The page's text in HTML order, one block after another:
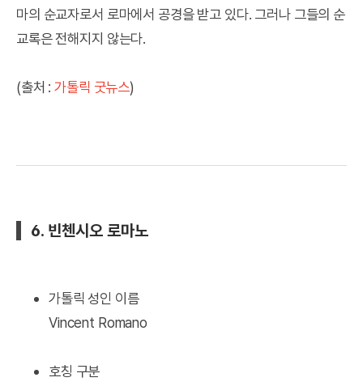
마의 순교자로서 로마에서 공경을 받고 있다. 그러나 그들의 순
교록은 전해지지 않는다.
(출처 :가톨릭 굿뉴스)
6. 빈첸시오 로마노
가톨릭 성인 이름
Vincent Romano
호칭 구분